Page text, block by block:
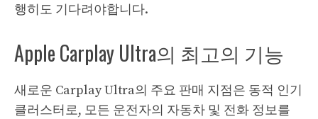
행히도 기다려야합니다.
Apple Carplay Ultra의 최고의 기능
새로운 Carplay Ultra의 주요 판매 지점은 동적 인기
클러스터로, 모든 운전자의 자동차 및 전화 정보를